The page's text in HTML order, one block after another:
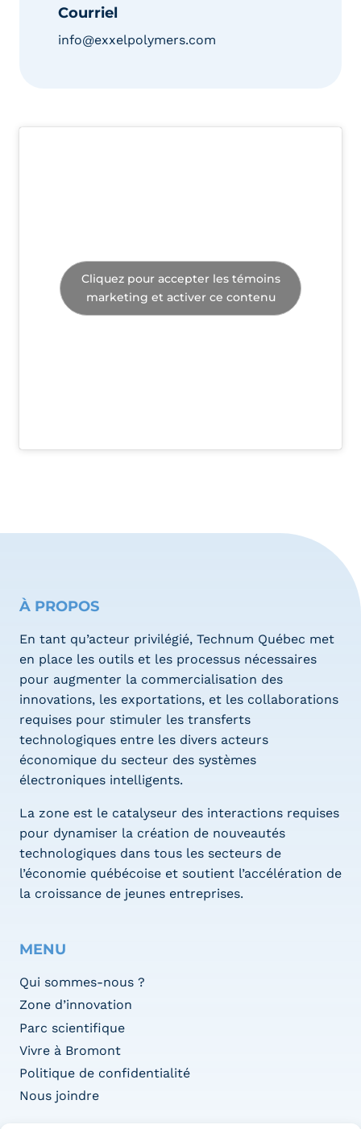
Courriel
info@exxelpolymers.com
Cliquez pour accepter les témoins
marketing et activer ce contenu
À PROPOS
En tant qu’acteur privilégié, Technum Québec met
en place les outils et les processus nécessaires
pour augmenter la commercialisation des
innovations, les exportations, et les collaborations
requises pour stimuler les transferts
technologiques entre les divers acteurs
économique du secteur des systèmes
électroniques intelligents.
La zone est le catalyseur des interactions requises
pour dynamiser la création de nouveautés
technologiques dans tous les secteurs de
l’économie québécoise et soutient l’accélération de
la croissance de jeunes entreprises.
MENU
Qui sommes-nous ?
Zone d’innovation
Parc scientifique
Vivre à Bromont
Politique de confidentialité
Nous joindre